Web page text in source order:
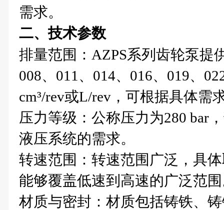
需求。
二、技术参数
排量范围‌：AZPS系列齿轮泵提
008、011、014、016、019、
cm³/rev或L/rev，可根据具体需
压力等级‌：公称压力为280 bar
液压系统的需求。
转速范围‌：转速范围广泛，具
能够覆盖低速到高速的广泛范
材质与密封‌：材质包括铸铁、